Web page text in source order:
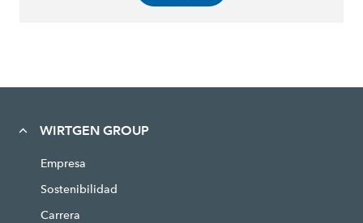
WIRTGEN GROUP
Empresa
Sostenibilidad
Carrera